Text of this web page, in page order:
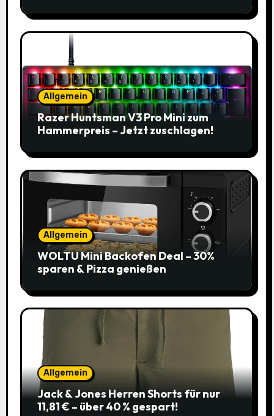
Allgemein
Razer Huntsman V3 Pro Mini zum
Hammerpreis – Jetzt zuschlagen!
Allgemein
WOLTU Mini Backofen Deal – 30%
sparen & Pizza genießen
Allgemein
Jack & Jones Herren Shorts für nur
11,81 € – über 40 % gespart!